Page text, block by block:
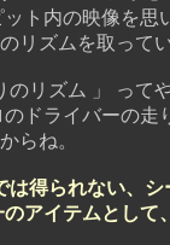
内の映像を思
ズムを取って
リズム 」 って
ライバーの走
らね。
は得られない、
のアイテムとし